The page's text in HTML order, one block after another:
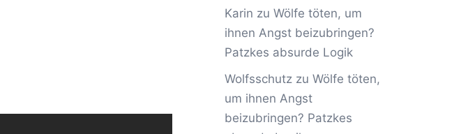
Karin zu Wölfe töten, um
ihnen Angst beizubringen?
Patzkes absurde Logik
Wolfsschutzzu Wölfe töten,
um ihnen Angst
beizubringen? Patzkes